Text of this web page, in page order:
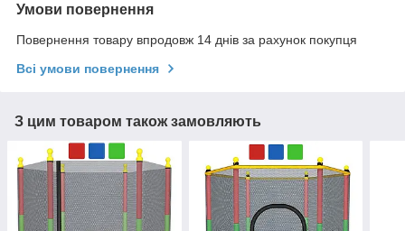
Умови повернення
Повернення товару впродовж 14 днів за рахунок покупця
Всі умови повернення
З цим товаром також замовляють